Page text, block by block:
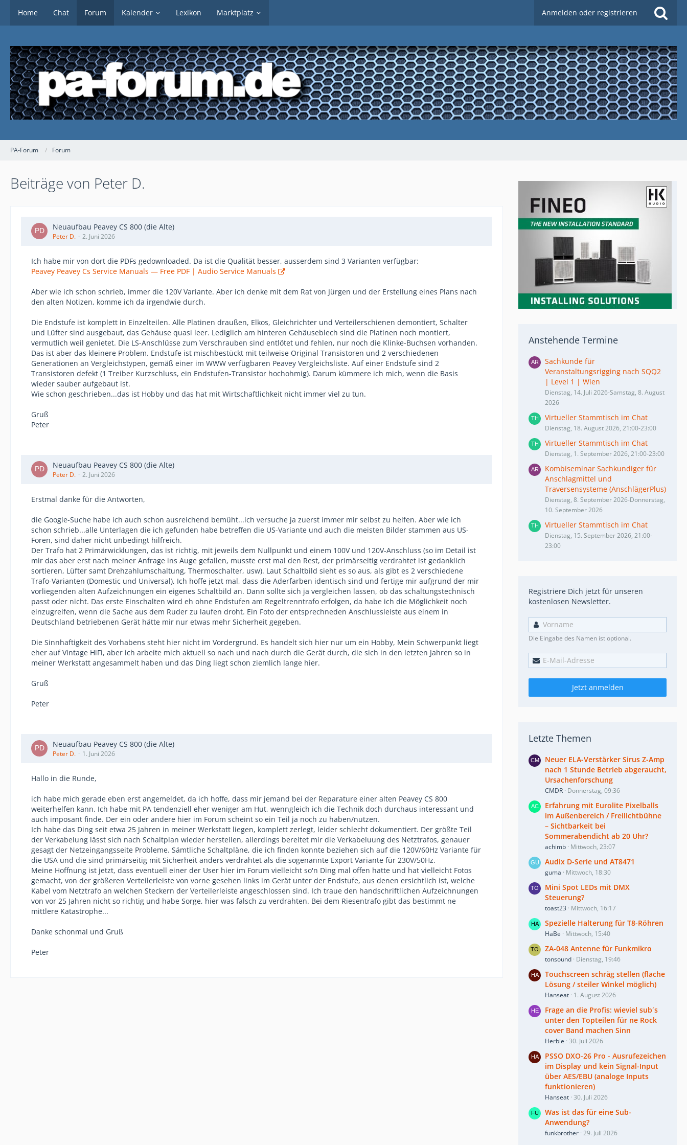
Home Chat Forum Kalender Lexikon Marktplatz Anmelden oder registrieren
PA-Forum Forum
Beiträge von Peter D.
Neuaufbau Peavey CS 800 (die Alte)
Peter D. 2. Juni 2026
Ich habe mir von dort die PDFs gedownloaded. Da ist die Qualität besser, ausserdem sind 3 Varianten verfügbar:
Peavey Peavey Cs Service Manuals — Free PDF | Audio Service Manuals
Aber wie ich schon schrieb, immer die 120V Variante. Aber ich denke mit dem Rat von Jürgen und der Erstellung eines Plans nach
den alten Notizen, komme ich da irgendwie durch.
Die Endstufe ist komplett in Einzelteilen. Alle Platinen draußen, Elkos, Gleichrichter und Verteilerschienen demontiert, Schalter
und Lüfter sind ausgebaut, das Gehäuse quasi leer. Lediglich am hinteren Gehäuseblech sind die Platinen noch montiert,
vermutlich weil genietet. Die LS-Anschlüsse zum Verschrauben sind entlötet und fehlen, nur noch die Klinke-Buchsen vorhanden.
Das ist aber das kleinere Problem. Endstufe ist mischbestückt mit teilweise Original Transistoren und 2 verschiedenen
Generationen an Vergleichstypen, gemäß einer im WWW verfügbaren Peavey Vergleichsliste. Auf einer Endstufe sind 2
Transistoren defekt (1 Treiber Kurzschluss, ein Endstufen-Transistor hochohmig). Darum kümmere ich mich, wenn die Basis
wieder sauber aufgebaut ist.
Wie schon geschrieben...das ist Hobby und das hat mit Wirtschaftlichkeit nicht immer viel zu tun.
Gruß
Peter
Neuaufbau Peavey CS 800 (die Alte)
Peter D. 2. Juni 2026
Erstmal danke für die Antworten,
die Google-Suche habe ich auch schon ausreichend bemüht...ich versuche ja zuerst immer mir selbst zu helfen. Aber wie ich
schon schrieb...alle Unterlagen die ich gefunden habe betreffen die US-Variante und auch die meisten Bilder stammen aus US-
Foren, sind daher nicht unbedingt hilfreich.
Der Trafo hat 2 Primärwicklungen, das ist richtig, mit jeweils dem Nullpunkt und einem 100V und 120V-Anschluss (so im Detail ist
mir das aber erst nach meiner Anfrage ins Auge gefallen, musste erst mal den Rest, der primärseitig verdrahtet ist gedanklich
sortieren, Lüfter samt Drehzahlumschaltung, Thermoschalter, usw). Laut Schaltbild sieht es so aus, als gibt es 2 verschiedene
Trafo-Varianten (Domestic und Universal), Ich hoffe jetzt mal, dass die Aderfarben identisch sind und fertige mir aufgrund der mir
vorliegenden alten Aufzeichnungen ein eigenes Schaltbild an. Dann sollte sich ja vergleichen lassen, ob das schaltungstechnisch
passt oder nicht. Das erste Einschalten wird eh ohne Endstufen am Regeltrenntrafo erfolgen, da habe ich die Möglichkeit noch
einzugreifen, wenn die Sache aus dem Ruder zu laufen droht. Ein Foto der entsprechneden Anschlussleiste aus einem in
Deutschland betriebenen Gerät hätte mir nur etwas mehr Sicherheit gegeben.
Die Sinnhaftigkeit des Vorhabens steht hier nicht im Vordergrund. Es handelt sich hier nur um ein Hobby, Mein Schwerpunkt liegt
eher auf Vintage HiFi, aber ich arbeite mich aktuell so nach und nach durch die Gerät durch, die sich in den letzten Jahren so in
meiner Werkstatt angesammelt haben und das Ding liegt schon ziemlich lange hier.
Gruß
Peter
Neuaufbau Peavey CS 800 (die Alte)
Peter D. 1. Juni 2026
Hallo in die Runde,
ich habe mich gerade eben erst angemeldet, da ich hoffe, dass mir jemand bei der Reparature einer alten Peavey CS 800
weiterhelfen kann. Ich habe mit PA tendenziell eher weniger am Hut, wenngleich ich die Technik doch durchaus interessant und
auch imposant finde. Der ein oder andere hier im Forum scheint so ein Teil ja noch zu haben/nutzen.
Ich habe das Ding seit etwa 25 Jahren in meiner Werkstatt liegen, komplett zerlegt, leider schlecht dokumentiert. Der größte Teil
der Verkabelung lässt sich nach Schaltplan wieder herstellen, allerdings bereitet mir die Verkabeluung des Netztrafos, genauer
gesagt der Netzeingangsseite Probleme. Sämtliche Schaltpläne, die ich finden konnte beziehen sich auf die 120V/60Hz Variante für
die USA und die sind primärseitig mit Sicherheit anders verdrahtet als die sogenannte Export Variante für 230V/50Hz.
Meine Hoffnung ist jetzt, dass eventuell einer der User hier im Forum vielleicht so'n Ding mal offen hatte und hat vielleicht Fotos
gemacht, von der größeren Verteilerleiste von vorne gesehen links im Gerät unter der Endstufe, aus denen ersichtlich ist, welche
Kabel vom Netztrafo an welchen Steckern der Verteilerleiste angeschlossen sind. Ich traue den handschriftlichen Aufzeichnungen
von vor 25 Jahren nicht so richtig und habe Sorge, hier was falsch zu verdrahten. Bei dem Riesentrafo gibt das bestimmt ne
mittlere Katastrophe...
Danke schonmal und Gruß
Peter
Anstehende Termine
Sachkunde für
Veranstaltungsrigging nach SQQ2
| Level 1 | Wien
Dienstag, 14. Juli 2026-Samstag, 8. August
2026
Virtueller Stammtisch im Chat
Dienstag, 18. August 2026, 21:00-23:00
Virtueller Stammtisch im Chat
Dienstag, 1. September 2026, 21:00-23:00
Kombiseminar Sachkundiger für
Anschlagmittel und
Traversensysteme (AnschlägerPlus)
Dienstag, 8. September 2026-Donnerstag,
10. September 2026
Virtueller Stammtisch im Chat
Dienstag, 15. September 2026, 21:00-
23:00
Registriere Dich jetzt für unseren
kostenlosen Newsletter.
Die Eingabe des Namen ist optional.
Jetzt anmelden
Letzte Themen
Neuer ELA-Verstärker Sirus Z-Amp
nach 1 Stunde Betrieb abgeraucht,
Ursachenforschung
CMDR Donnerstag, 09:36
Erfahrung mit Eurolite Pixelballs
im Außenbereich / Freilichtbühne
– Sichtbarkeit bei
Sommerabendicht ab 20 Uhr?
achimb Mittwoch, 23:07
Audix D-Serie und AT8471
guma Mittwoch, 18:30
Mini Spot LEDs mit DMX
Steuerung?
toast23 Mittwoch, 16:17
Spezielle Halterung für T8-Röhren
HaBe Mittwoch, 15:40
ZA-048 Antenne für Funkmikro
tonsound Dienstag, 19:46
Touchscreen schräg stellen (flache
Lösung / steiler Winkel möglich)
Hanseat 1. August 2026
Frage an die Profis: wieviel sub´s
unter den Topteilen für ne Rock
cover Band machen Sinn
Herbie 30. Juli 2026
PSSO DXO-26 Pro - Ausrufezeichen
im Display und kein Signal-Input
über AES/EBU (analoge Inputs
funktionieren)
Hanseat 30. Juli 2026
Was ist das für eine Sub-
Anwendung?
funkbrother 29. Juli 2026